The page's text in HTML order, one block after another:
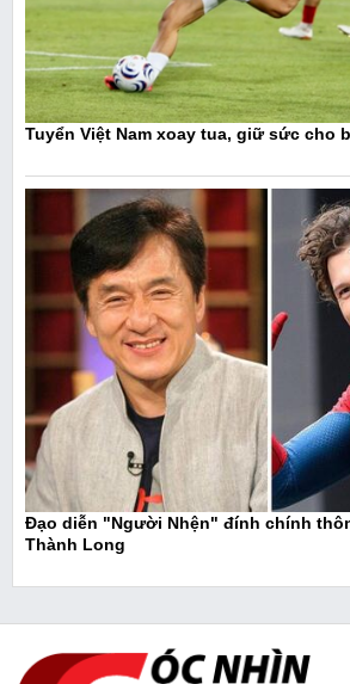
Tuyển Việt Nam xoay tua, giữ sức cho
Đạo diễn "Người Nhện" đính chính
Thành Long